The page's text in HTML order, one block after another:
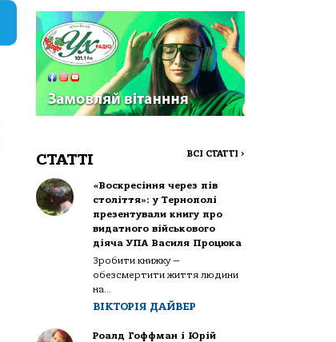
СТАТТІ ВСІ СТАТТІ >
«Воскресіння через пів
століття»: у Тернополі
презентували книгу про
видатного військового
діяча УПА Василя Процюка
Зробити книжку —
обезсмертити життя людини
на...
ВІКТОРІЯ ДАЙВЕР
Роалд Гоффман і Юрій